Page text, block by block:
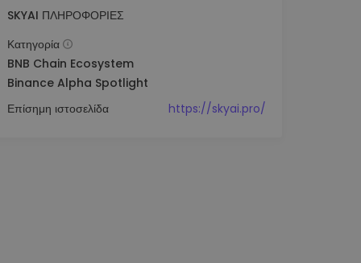
SKYAI ΠΛΗΡΟΦΟΡΊΕΣ
Κατηγορία
BNB Chain Ecosystem
Binance Alpha Spotlight
Επίσημη ιστοσελίδα
https://skyai.pro/